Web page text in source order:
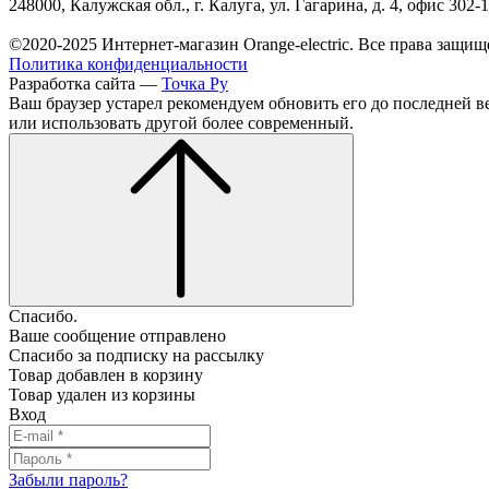
248000, Калужская обл., г. Калуга, ул. Гагарина, д. 4, офис 302-
©2020-2025 Интернет-магазин Orange-electric. Все права
Политика конфиденциальности
Разработка сайта — Точка Ру
Ваш браузер устарел рекомендуем обновить его до последней
или использовать другой более современный.
Спасибо.
Ваше сообщение отправлено
Спасибо за подписку на рассылку
Товар добавлен в корзину
Товар удален из корзины
Вход
Забыли пароль?